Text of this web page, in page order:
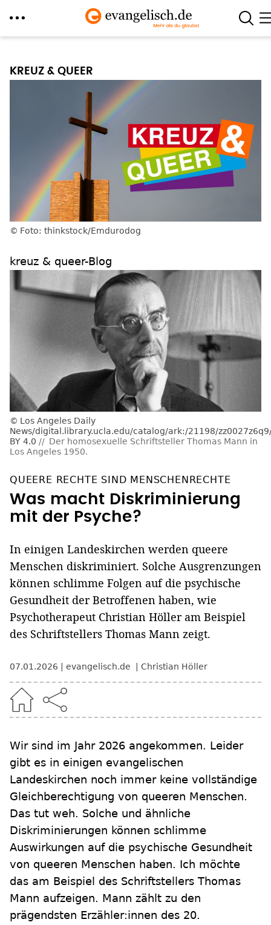
Inhalt
KREUZ & QUEER
Foto: thinkstock/Emdurodog
kreuz & queer-Blog
Los Angeles Daily
News/digital.library.ucla.edu/catalog/ark:/21198/
BY 4.0
Der homosexuelle Schriftsteller Thomas Mann in
Los Angeles 1950.
QUEERE RECHTE SIND MENSCHENRECHTE
Was macht Diskriminierung
mit der Psyche?
In einigen Landeskirchen werden queere
Menschen diskriminiert. Solche Ausgrenzungen
können schlimme Folgen auf die psychische
Gesundheit der Betroffenen haben, wie
Psychotherapeut Christian Höller am Beispiel
des Schriftstellers Thomas Mann zeigt.
07.01.2026 evangelisch.de Christian Höller
Wir sind im Jahr 2026 angekommen. Leider
gibt es in einigen evangelischen
Landeskirchen noch immer keine vollständige
Gleichberechtigung von queeren Menschen.
Das tut weh. Solche und ähnliche
Diskriminierungen können schlimme
Auswirkungen auf die psychische Gesundheit
von queeren Menschen haben. Ich möchte
das am Beispiel des Schriftstellers Thomas
Mann aufzeigen. Mann zählt zu den
prägendsten Erzähler:innen des 20.